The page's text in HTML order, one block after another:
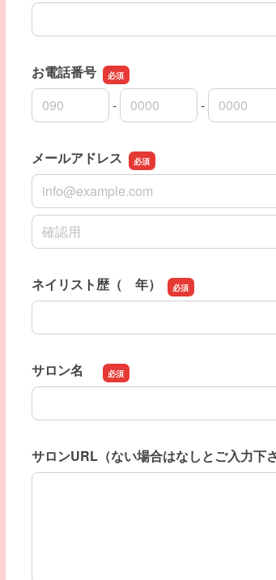
お電話番号
お電話番号の市外局番
-
お電話番号の市内局番 -
お電話番号の加入者番号
メールアドレス
メールアドレス
メールアドレスの確認用
ネイリスト歴（ 年）
ネイリスト歴（ 年）
サロン名
サロン名
サロンURL（ない場合はなしとご入力下
サロンURL（ない場合はなしとご入力下さ